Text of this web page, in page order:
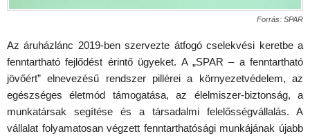
Forrás: SPAR
Az áruházlánc 2019-ben szervezte átfogó cselekvési keretbe a
fenntartható fejlődést érintő ügyeket. A „SPAR – a fenntartható
jövőért” elnevezésű rendszer pillérei a környezetvédelem, az
egészséges életmód támogatása, az élelmiszer-biztonság, a
munkatársak segítése és a társadalmi felelősségvállalás. A
vállalat folyamatosan végzett fenntarthatósági munkájának újabb